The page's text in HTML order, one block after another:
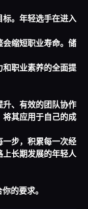
。年轻选手在进入
缩短职业寿命。储
职业素养的全面提
、有效的团队协作
其应用于自己的成
步，积累每一次经
长期发展的年轻人
的要求。